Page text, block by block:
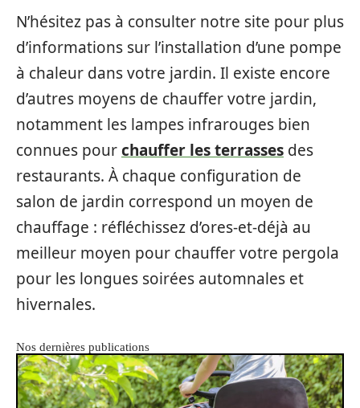
N’hésitez pas à consulter notre site pour plus
d’informations sur l’installation d’une pompe
à chaleur dans votre jardin. Il existe encore
d’autres moyens de chauffer votre jardin,
notamment les lampes infrarouges bien
connues pourchauffer les terrasses des
restaurants. À chaque configuration de
salon de jardin correspond un moyen de
chauffage : réfléchissez d’ores-et-déjà au
meilleur moyen pour chauffer votre pergola
pour les longues soirées automnales et
hivernales.
Nos dernières publications